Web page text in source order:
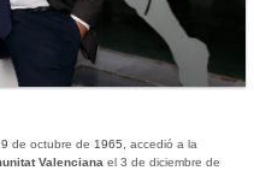
de octubre de 1965,
accedió a la
Valenciana el 3 de diciembre de